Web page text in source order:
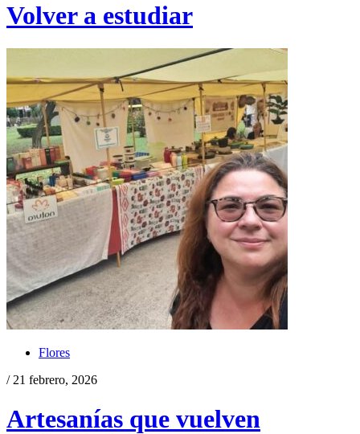
Volver a estudiar
Flores
/ 21 febrero, 2026
Artesanías que vuelven